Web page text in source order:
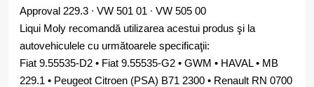
Approval 229.3 ∙ VW 501 01 ∙ VW 505 00
Liqui Moly recomandă utilizarea acestui produs şi la
autovehiculele cu următoarele specificaţii:
Fiat 9.55535-D2 • Fiat 9.55535-G2 • GWM • HAVAL • MB
229.1 • Peugeot Citroen (PSA) B71 2300 • Renault RN 0700